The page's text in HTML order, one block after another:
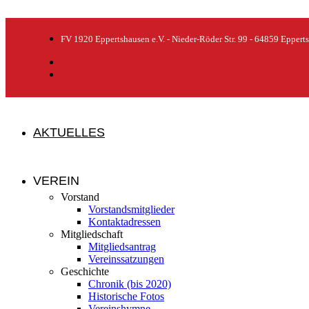
FV 1920 Eppertshausen e.V. - Nieder-Röder Str. 99 - 64859
AKTUELLES
VEREIN
Vorstand
Vorstandsmitglieder
Kontaktadressen
Mitgliedschaft
Mitgliedsantrag
Vereinssatzungen
Geschichte
Chronik (bis 2020)
Historische Fotos